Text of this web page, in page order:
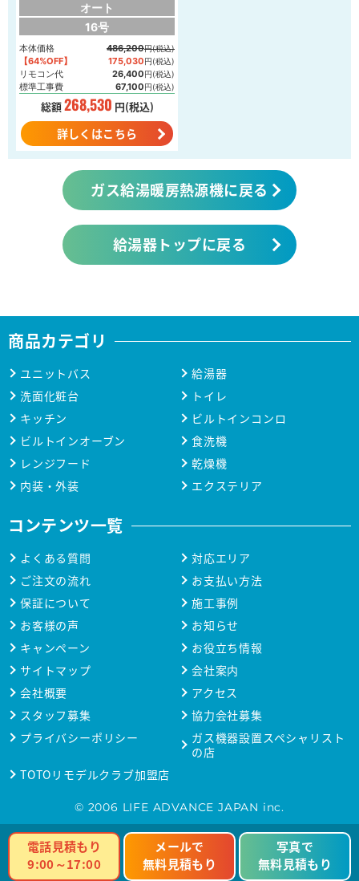
オート
16号
本体価格 486,200円(税込)
【64%OFF】 175,030円(税込)
リモコン代 26,400円(税込)
標準工事費 67,100円(税込)
総額268,530 円(税込)
詳しくはこちら
ガス給湯暖房熱源機に戻る
給湯器トップに戻る
商品カテゴリ
ユニットバス
給湯器
洗面化粧台
トイレ
キッチン
ビルトインコンロ
ビルトインオーブン
食洗機
レンジフード
乾燥機
内装・外装
エクステリア
コンテンツ一覧
よくある質問
対応エリア
ご注文の流れ
お支払い方法
保証について
施工事例
お客様の声
お知らせ
キャンペーン
お役立ち情報
サイトマップ
会社案内
会社概要
アクセス
スタッフ募集
協力会社募集
プライバシーポリシー
ガス機器設置スペシャリスト
の店
TOTOリモデルクラブ加盟店
© 2006 LIFE ADVANCE JAPAN inc.
電話見積もり
9:00～17:00
メールで
無料見積もり
写真で
無料見積もり